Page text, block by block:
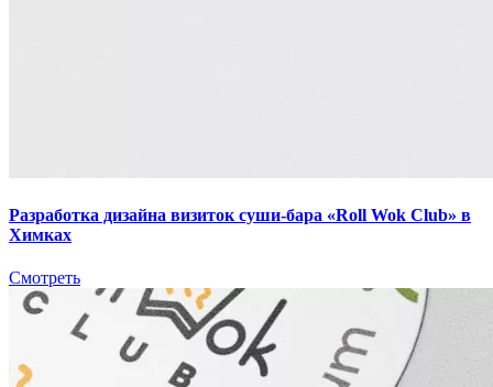
Разработка дизайна визиток суши-бара «Roll Wok Club» в
Химках
Смотреть